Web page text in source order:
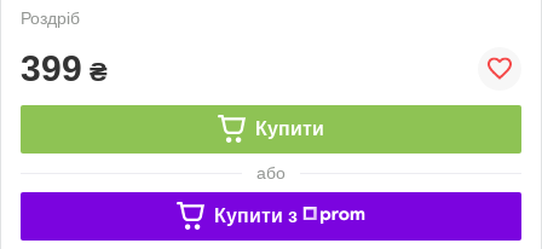
Роздріб
399 ₴
Купити
або
Купити з